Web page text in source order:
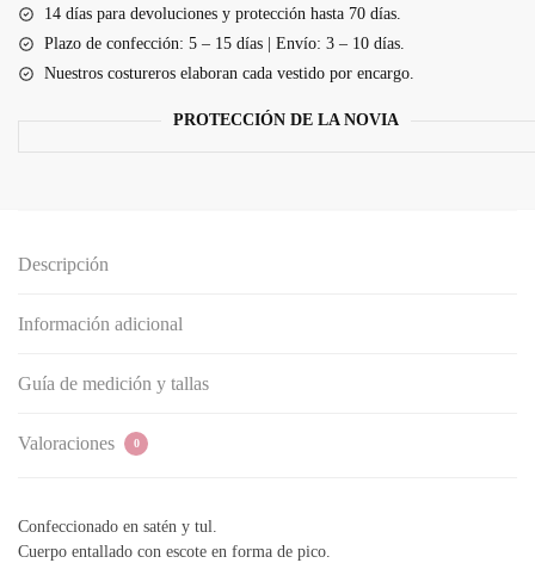
larga
con
14 días para devoluciones y protección hasta 70 días.
Plazo de confección: 5 – 15 días | Envío: 3 – 10 días.
Nuestros costureros elaboran cada vestido por encargo.
PROTECCIÓN DE LA NOVIA
Descripción
Información adicional
Guía de medición y tallas
Valoraciones 0
Confeccionado en satén y tul.
Cuerpo entallado con escote en forma de pico.